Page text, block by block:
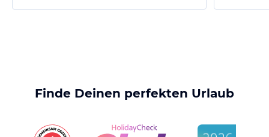
Finde Deinen perfekten Urlaub